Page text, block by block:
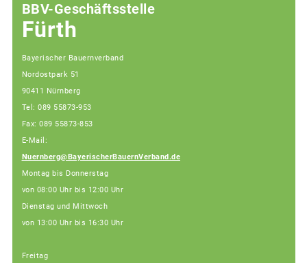
BBV-Geschäftsstelle
Fürth
Bayerischer Bauernverband
Nordostpark 51
90411 Nürnberg
Tel: 089 55873-953
Fax: 089 55873-853
E-Mail:
Nuernberg@BayerischerBauernVerband.de
Montag bis Donnerstag
von 08:00 Uhr bis 12:00 Uhr
Dienstag und Mittwoch
von 13:00 Uhr bis 16:30 Uhr
Freitag